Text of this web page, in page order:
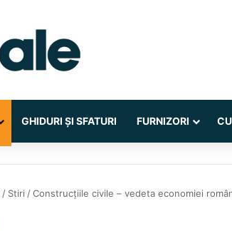
GHIDURI ȘI SFATURI FURNIZORI
/ Stiri /Construcțiile civile – vedeta economiei